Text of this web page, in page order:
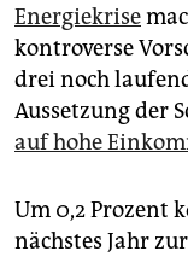
Energiekrise
kontroverse
drei noch
Aussetzung der
auf hohe
Um 0,2 Prozent
nächstes Jahr